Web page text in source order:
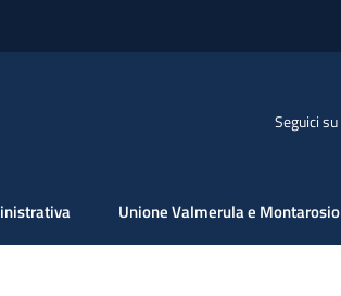
Seguici su
Unione Valmerula e Montarosio